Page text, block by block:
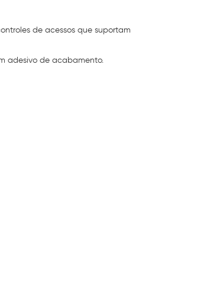
de acessos que suportam
adesivo de acabamento.